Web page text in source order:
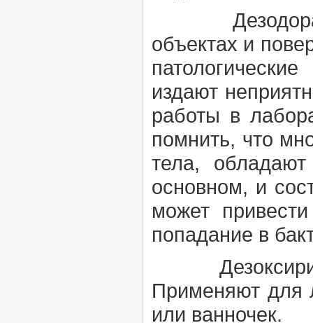
объектах и
издают
работы в
помнить, что
тела,
основном, и
может
попадание в
Применяют для
или ванночек.